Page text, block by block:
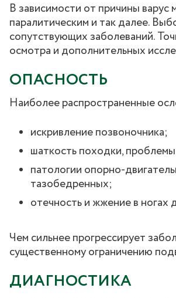
В зависимости от причины варус
паралитическим и так далее.
сопутствующих заболеваний.
осмотра и дополнительных
ОПАСНОСТЬ
Наиболее распространенные
искривление позвоночника;
шаткость походки,
патологии опорно-
тазобедренных;
отечность и жжение в ногах
Чем сильнее прогрессирует
существенному ограничению
ДИАГНОСТИКА